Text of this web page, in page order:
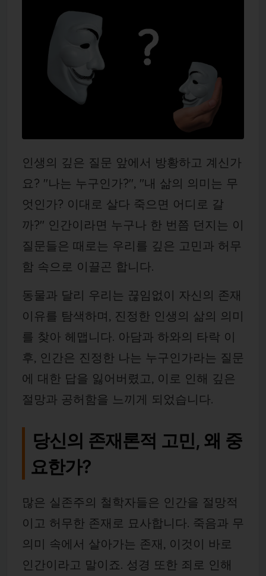
인생의 깊은 질문 앞에서 방황하고 계신가
요? "나는 누구인가?", "내 삶의 의미는 무
엇인가? 이대로 살다 죽으면 어디로 갈
까?" 인간이라면 누구나 한 번쯤 던지는 이
질문들은 때로는 우리를 깊은 고민과 허무
함 속으로 이끌곤 합니다.
동물과 달리 우리는 끊임없이 자신의 존재
이유를 탐색하며, 진정한 인생의 삶의 의미
를 찾아 헤맵니다. 아담과 하와의 타락 이
후, 인간은 진정한 나는 누구인가라는 질문
에 대한 답을 잃어버렸고, 이로 인해 깊은
절망과 공허함을 느끼게 되었습니다.
당신의 존재론적 고민, 왜 중
요한가?
많은 실존주의 철학자들은 인간을 절망적
이고 허무한 존재로 묘사합니다. 죽음과 무
의미 속에서 살아가는 존재, 이것이 바로
인간이라고 말이죠. 성경 또한 죄로 인해